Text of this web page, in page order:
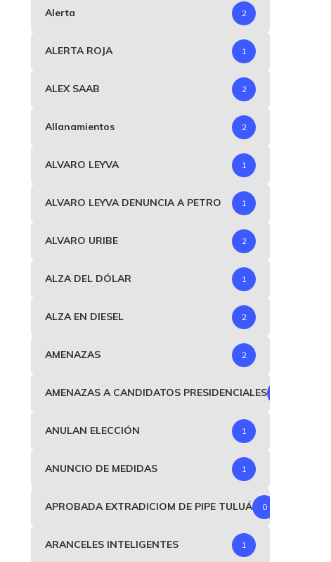
Histórico en el...
Roy Barreras anuncia a
exfiscal Martha
marzo 12, 2026
Alerta 2
ALERTA ROJA 1
ALEX SAAB 2
Allanamientos 2
ALVARO LEYVA 1
ALVARO LEYVA DENUNCIA A PETRO 1
ALVARO URIBE 2
ALZA DEL DÓLAR 1
ALZA EN DIESEL 2
AMENAZAS 2
AMENAZAS A CANDIDATOS PRESIDENCIALES
ANULAN ELECCIÓN 1
ANUNCIO DE MEDIDAS 1
APROBADA EXTRADICIOM DE PIPE TULUÁ 0
ARANCELES INTELIGENTES 1